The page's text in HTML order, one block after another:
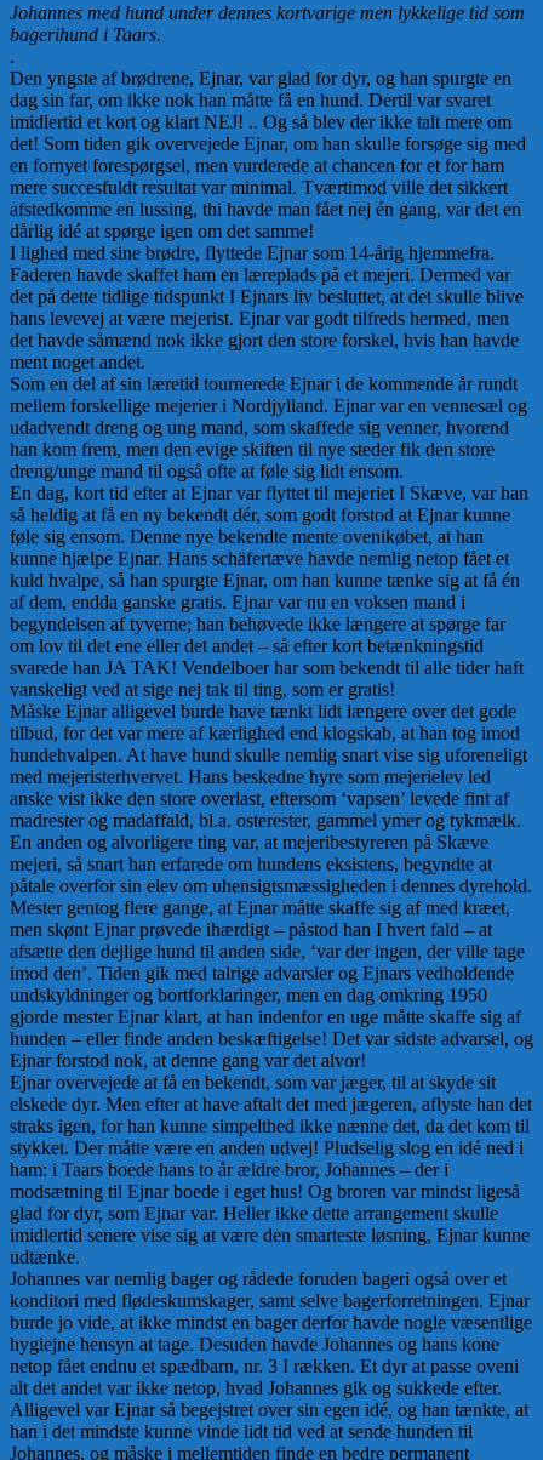
Johannes med hund under dennes kortvarige men lykkelige tid som
bagerihund i Taars.
.
Den yngste af brødrene, Ejnar, var glad for dyr, og han spurgte en
dag sin far, om ikke nok han måtte få en hund. Dertil var svaret
imidlertid et kort og klart NEJ! .. Og så blev der ikke talt mere om
det! Som tiden gik overvejede Ejnar, om han skulle forsøge sig med
en fornyet forespørgsel, men vurderede at chancen for et for ham
mere succesfuldt resultat var minimal. Tværtimod ville det sikkert
afstedkomme en lussing, thi havde man fået nej én gang, var det en
dårlig idé at spørge igen om det samme!
I lighed med sine brødre, flyttede Ejnar som 14-årig hjemmefra.
Faderen havde skaffet ham en læreplads på et mejeri. Dermed var
det på dette tidlige tidspunkt I Ejnars liv besluttet, at det skulle blive
hans levevej at være mejerist. Ejnar var godt tilfreds hermed, men
det havde såmænd nok ikke gjort den store forskel, hvis han havde
ment noget andet.
Som en del af sin læretid tournerede Ejnar i de kommende år rundt
mellem forskellige mejerier i Nordjylland. Ejnar var en vennesæl og
udadvendt dreng og ung mand, som skaffede sig venner, hvorend
han kom frem, men den evige skiften til nye steder fik den store
dreng/unge mand til også ofte at føle sig lidt ensom.
En dag, kort tid efter at Ejnar var flyttet til mejeriet I Skæve, var han
så heldig at få en ny bekendt dér, som godt forstod at Ejnar kunne
føle sig ensom. Denne nye bekendte mente ovenikøbet, at han
kunne hjælpe Ejnar. Hans schäfertæve havde nemlig netop fået et
kuld hvalpe, så han spurgte Ejnar, om han kunne tænke sig at få én
af dem, endda ganske gratis. Ejnar var nu en voksen mand i
begyndelsen af tyverne; han behøvede ikke længere at spørge far
om lov til det ene eller det andet – så efter kort betænkningstid
svarede han JA TAK! Vendelboer har som bekendt til alle tider haft
vanskeligt ved at sige nej tak til ting, som er gratis!
Måske Ejnar alligevel burde have tænkt lidt længere over det gode
tilbud, for det var mere af kærlighed end klogskab, at han tog imod
hundehvalpen. At have hund skulle nemlig snart vise sig uforeneligt
med mejeristerhvervet. Hans beskedne hyre som mejerielev led
anske vist ikke den store overlast, eftersom ‘vapsen’ levede fint af
madrester og madaffald, bl.a. osterester, gammel ymer og tykmælk.
En anden og alvorligere ting var, at mejeribestyreren på Skæve
mejeri, så snart han erfarede om hundens eksistens, begyndte at
påtale overfor sin elev om uhensigtsmæssigheden i dennes dyrehold.
Mester gentog flere gange, at Ejnar måtte skaffe sig af med kræet,
men skønt Ejnar prøvede ihærdigt – påstod han I hvert fald – at
afsætte den dejlige hund til anden side, ‘var der ingen, der ville tage
imod den’. Tiden gik med talrige advarsler og Ejnars vedholdende
undskyldninger og bortforklaringer, men en dag omkring 1950
gjorde mester Ejnar klart, at han indenfor en uge måtte skaffe sig af
hunden – eller finde anden beskæftigelse! Det var sidste advarsel, og
Ejnar forstod nok, at denne gang var det alvor!
Ejnar overvejede at få en bekendt, som var jæger, til at skyde sit
elskede dyr. Men efter at have aftalt det med jægeren, aflyste han det
straks igen, for han kunne simpelthed ikke nænne det, da det kom til
stykket. Der måtte være en anden udvej! Pludselig slog en idé ned i
ham: i Taars boede hans to år ældre bror, Johannes – der i
modsætning til Ejnar boede i eget hus! Og broren var mindst ligeså
glad for dyr, som Ejnar var. Heller ikke dette arrangement skulle
imidlertid senere vise sig at være den smarteste løsning, Ejnar kunne
udtænke.
Johannes var nemlig bager og rådede foruden bageri også over et
konditori med flødeskumskager, samt selve bagerforretningen. Ejnar
burde jo vide, at ikke mindst en bager derfor havde nogle væsentlige
hygiejne hensyn at tage. Desuden havde Johannes og hans kone
netop fået endnu et spædbarn, nr. 3 I rækken. Et dyr at passe oveni
alt det andet var ikke netop, hvad Johannes gik og sukkede efter.
Alligevel var Ejnar så begejstret over sin egen idé, og han tænkte, at
han i det mindste kunne vinde lidt tid ved at sende hunden til
Johannes, og måske i mellemtiden finde en bedre permanent